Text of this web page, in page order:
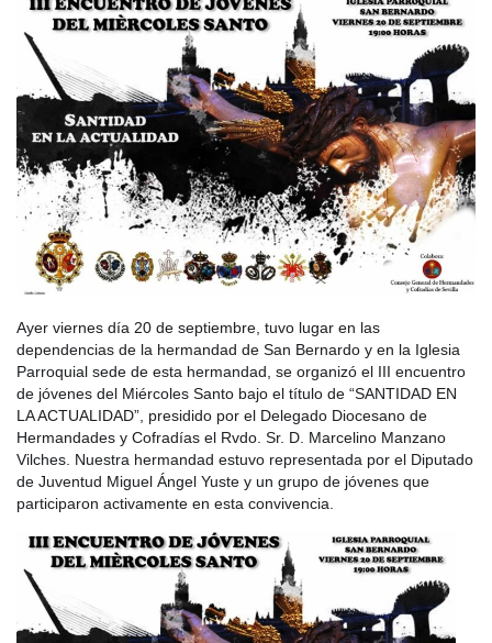
Ayer viernes día 20 de septiembre, tuvo lugar en las
dependencias de la hermandad de San Bernardo y en la Iglesia
Parroquial sede de esta hermandad, se organizó el III encuentro
de jóvenes del Miércoles Santo bajo el título de “SANTIDAD EN
LA ACTUALIDAD”, presidido por el Delegado Diocesano de
Hermandades y Cofradías el Rvdo. Sr. D. Marcelino Manzano
Vilches. Nuestra hermandad estuvo representada por el Diputado
de Juventud Miguel Ángel Yuste y un grupo de jóvenes que
participaron activamente en esta convivencia.